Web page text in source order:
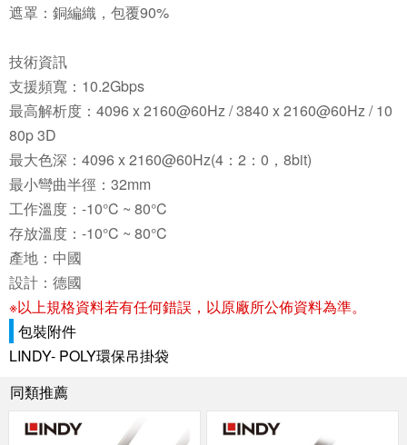
遮罩：銅編織，包覆90%
技術資訊
支援頻寬：10.2Gbps
最高解析度：4096 x 2160@60Hz / 3840 x 2160@60Hz / 10
80p 3D
最大色深：4096 x 2160@60Hz(4：2：0，8bit)
最小彎曲半徑：32mm
工作溫度：-10°C ~ 80°C
存放溫度：-10°C ~ 80°C
產地：中國
設計：德國
※以上規格資料若有任何錯誤，以原廠所公佈資料為準。
包裝附件
LINDY- POLY環保吊掛袋
同類推薦